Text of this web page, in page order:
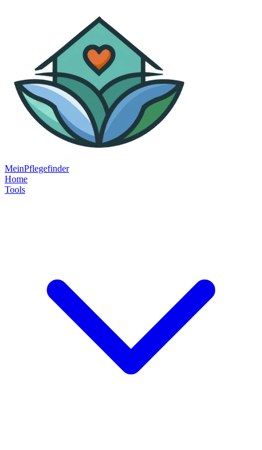
MeinPflegefinder
Home
Tools